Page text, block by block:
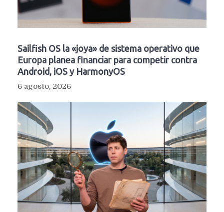
Sailfish OS la «joya» de sistema operativo que
Europa planea financiar para competir contra
Android, iOS y HarmonyOS
6 agosto, 2026